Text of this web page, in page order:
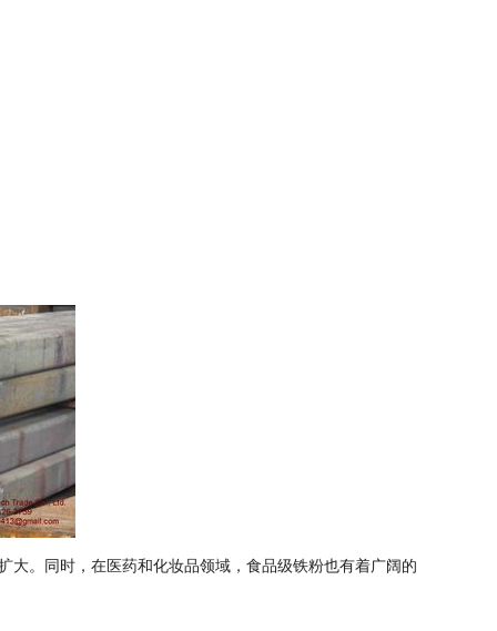
大。同时，在医药和化妆品领域，食品级铁粉也有着广阔的